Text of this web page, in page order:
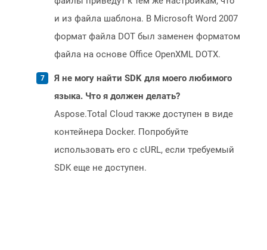
и из файла шаблона. В Microsoft Word 2007
формат файла DOT был заменен форматом
файла на основе Office OpenXML DOTX.
Я не могу найти SDK для моего любимого
языка. Что я должен делать?
Aspose.Total Cloud также доступен в виде
контейнера Docker. Попробуйте
использовать его с cURL, если требуемый
SDK еще не доступен.